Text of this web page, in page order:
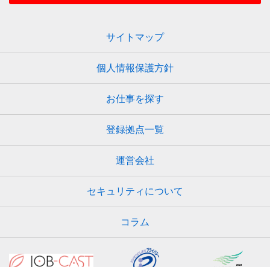
サイトマップ
個人情報保護方針
お仕事を探す
登録拠点一覧
運営会社
セキュリティについて
コラム